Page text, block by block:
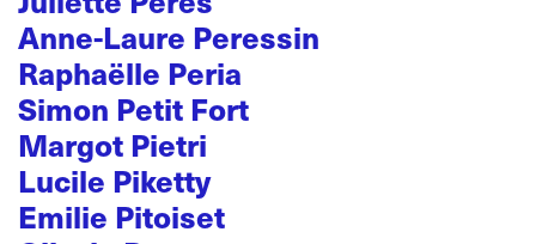
Anne-Laure Peressin
Raphaëlle Peria
Simon Petit Fort
Margot Pietri
Lucile Piketty
Emilie Pitoiset